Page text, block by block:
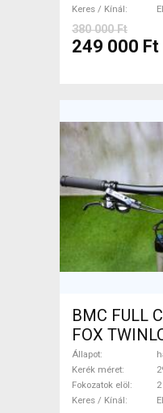
Keres / Kínál
380 000 Ft
249 000 Ft
BMC FULL
FOX
Bike 29"
használt
Állapot
Kerék méret
Fokozatok elöl
2
Keres / Kínál